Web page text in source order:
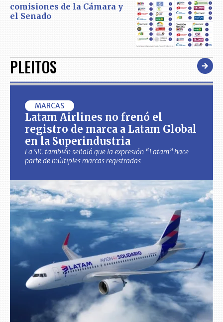
comisiones de la Cámara y
el Senado
PLEITOS
MARCAS
Latam Airlines no frenó el
registro de marca a Latam Global
en la Superindustria
La SIC también señaló que la expresión “Latam” hace
parte de múltiples marcas registradas